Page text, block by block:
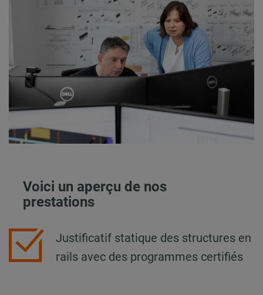
Voici un aperçu de nos
prestations
Justificatif statique des structures en
rails avec des programmes certifiés